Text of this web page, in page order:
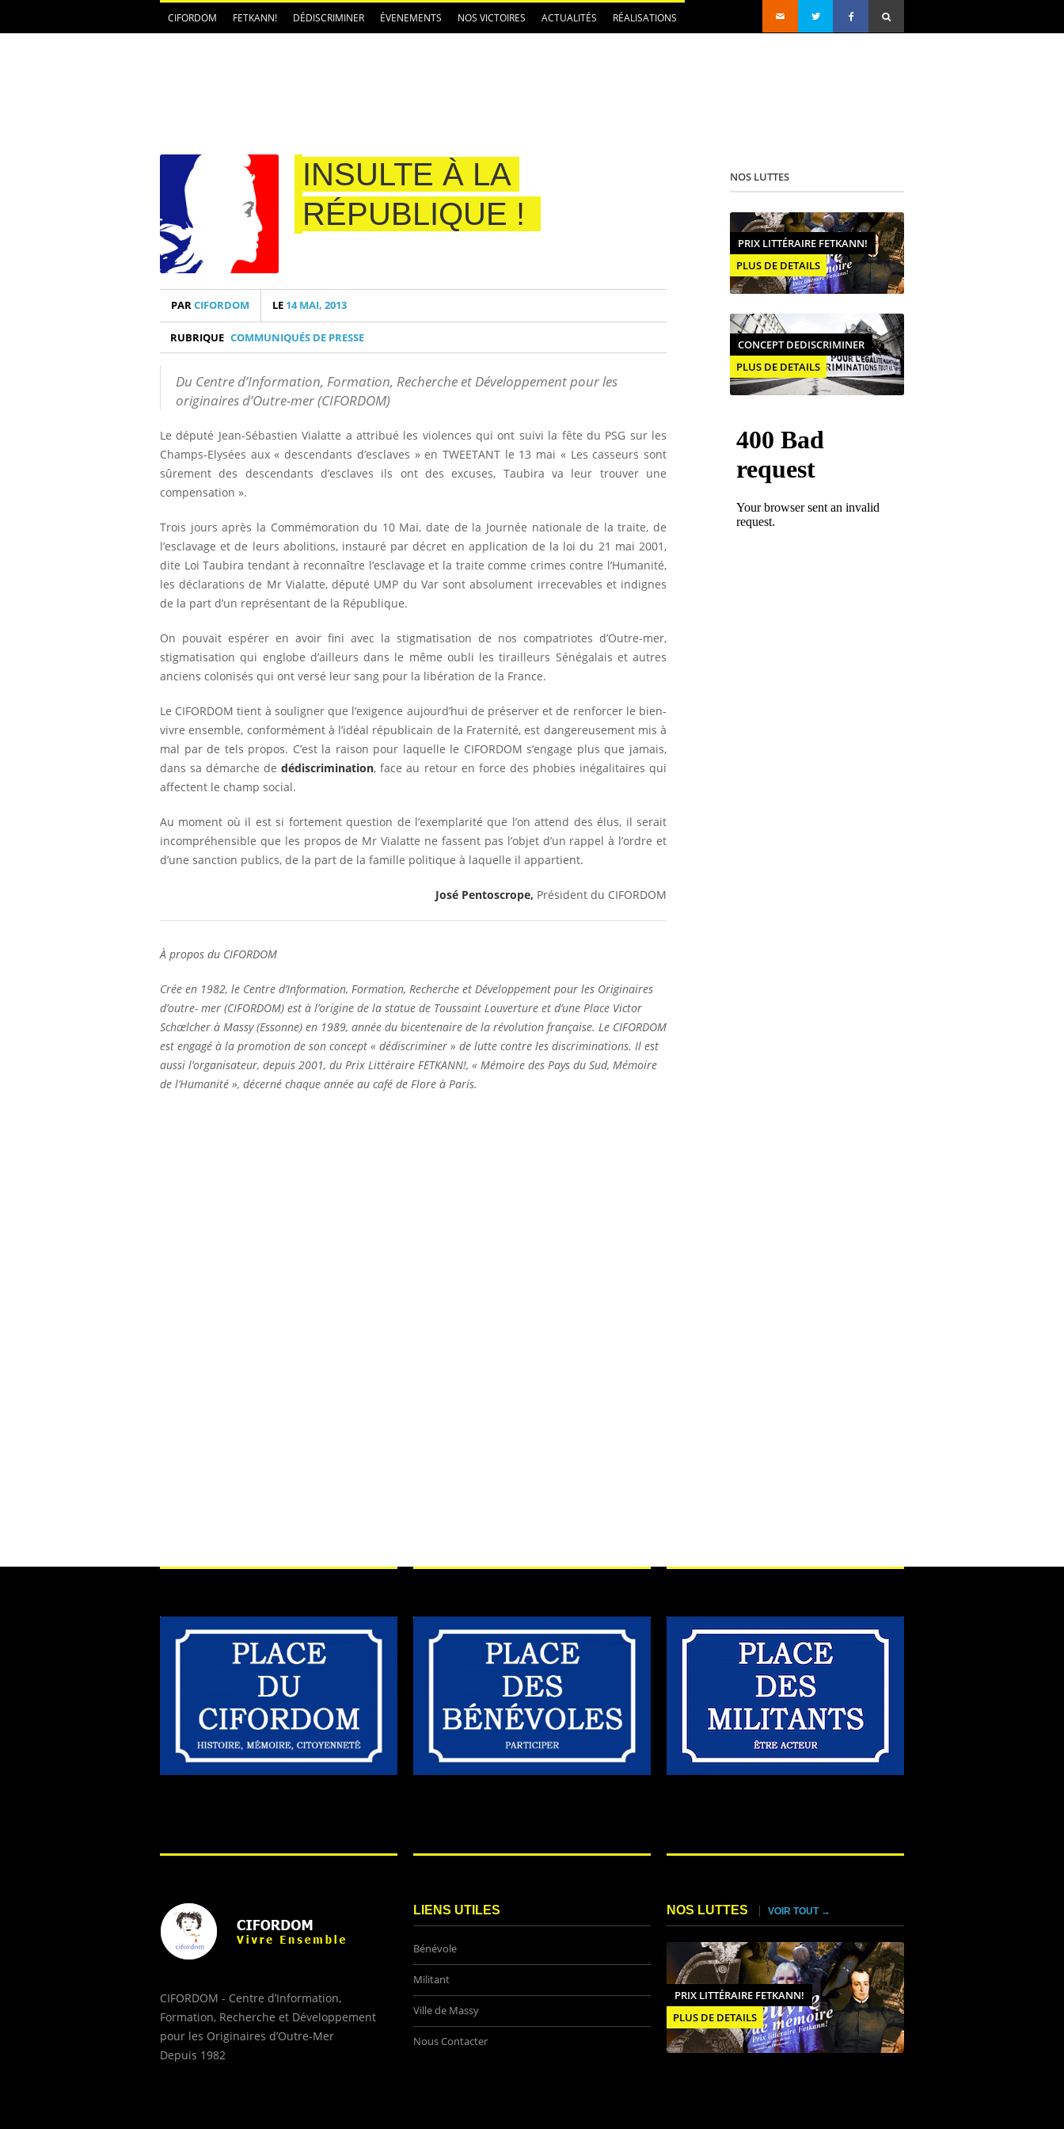
CIFORDOM FETKANN! DÉDISCRIMINER ÉVENEMENTS NOS VICTOIRES ACTUALITÉS RÉALISATIONS
INSULTE À LA
RÉPUBLIQUE !
PARCIFORDOM LE 14 MAI, 2013
RUBRIQUE COMMUNIQUÉS DE PRESSE
Du Centre d’Information, Formation, Recherche et Développement pour les
originaires d’Outre-mer (CIFORDOM)
Le député Jean-Sébastien Vialatte a attribué les violences qui ont suivi la fête du PSG sur les
Champs-Elysées aux « descendants d’esclaves » en TWEETANT le 13 mai « Les casseurs sont
sûrement des descendants d’esclaves ils ont des excuses, Taubira va leur trouver une
compensation ».
Trois jours après la Commémoration du 10 Mai, date de la Journée nationale de la traite, de
l’esclavage et de leurs abolitions, instauré par décret en application de la loi du 21 mai 2001,
dite Loi Taubira tendant à reconnaître l’esclavage et la traite comme crimes contre l’Humanité,
les déclarations de Mr Vialatte, député UMP du Var sont absolument irrecevables et indignes
de la part d’un représentant de la République.
On pouvait espérer en avoir fini avec la stigmatisation de nos compatriotes d’Outre-mer,
stigmatisation qui englobe d’ailleurs dans le même oubli les tirailleurs Sénégalais et autres
anciens colonisés qui ont versé leur sang pour la libération de la France.
Le CIFORDOM tient à souligner que l’exigence aujourd’hui de préserver et de renforcer le bien-
vivre ensemble, conformément à l’idéal républicain de la Fraternité, est dangereusement mis à
mal par de tels propos. C’est la raison pour laquelle le CIFORDOM s’engage plus que jamais,
dans sa démarche dedédiscrimination, face au retour en force des phobies inégalitaires qui
affectent le champ social.
Au moment où il est si fortement question de l’exemplarité que l’on attend des élus, il serait
incompréhensible que les propos de Mr Vialatte ne fassent pas l’objet d’un rappel à l’ordre et
d’une sanction publics, de la part de la famille politique à laquelle il appartient.
José Pentoscrope, Président du CIFORDOM
À propos du CIFORDOM
Crée en 1982, le Centre d’Information, Formation, Recherche et Développement pour les Originaires
d’outre- mer (CIFORDOM) est à l’origine de la statue de Toussaint Louverture et d’une Place Victor
Schœlcher à Massy (Essonne) en 1989, année du bicentenaire de la révolution française. Le CIFORDOM
est engagé à la promotion de son concept « dédiscriminer » de lutte contre les discriminations. Il est
aussi l’organisateur, depuis 2001, du Prix Littéraire FETKANN!, « Mémoire des Pays du Sud, Mémoire
de l’Humanité », décerné chaque année au café de Flore à Paris.
NOS LUTTES
PRIX LITTÉRAIRE FETKANN!
PLUS DE DETAILS
CONCEPT DEDISCRIMINER
PLUS DE DETAILS
CIFORDOM - Centre d’Information,
Formation, Recherche et Développement
pour les Originaires d’Outre-Mer
Depuis 1982
LIENS UTILES
Bénévole
Militant
Ville de Massy
Nous Contacter
NOS LUTTES VOIR TOUT →
PRIX LITTÉRAIRE FETKANN!
PLUS DE DETAILS